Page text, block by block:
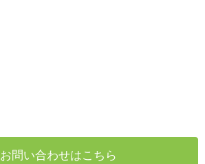
お問い合わせはこちら